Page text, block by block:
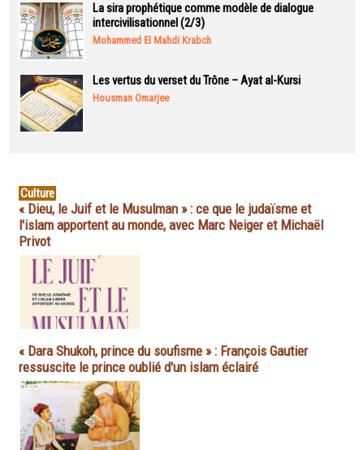
La sira prophétique comme modèle de dialogue
intercivilisationnel (2/3)
Mohammed El Mahdi Krabch
Les vertus du verset du Trône – Ayat al-Kursi
Housman Omarjee
Culture
« Dieu, le Juif et le Musulman » : ce que le judaïsme et
l'islam apportent au monde, avec Marc Neiger et Michaël
Privot
« Dara Shukoh, prince du soufisme » : François Gautier
ressuscite le prince oublié d'un islam éclairé